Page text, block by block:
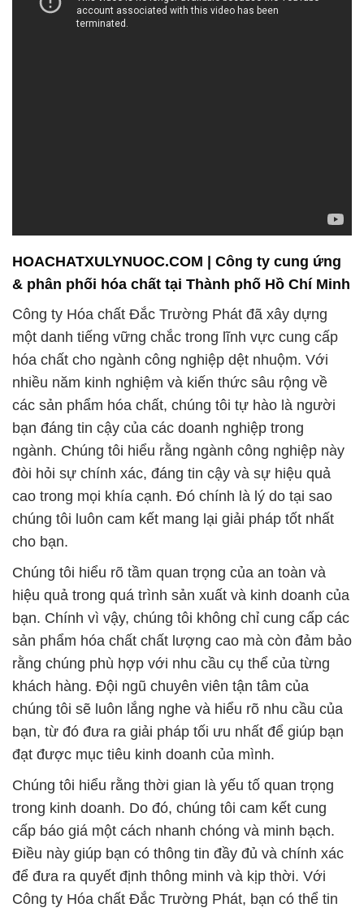
HOACHATXULYNUOC.COM | Công ty cung ứng
& phân phối hóa chất tại Thành phố Hồ Chí Minh
Công ty Hóa chất Đắc Trường Phát đã xây dựng
một danh tiếng vững chắc trong lĩnh vực cung cấp
hóa chất cho ngành công nghiệp dệt nhuộm. Với
nhiều năm kinh nghiệm và kiến thức sâu rộng về
các sản phẩm hóa chất, chúng tôi tự hào là người
bạn đáng tin cậy của các doanh nghiệp trong
ngành. Chúng tôi hiểu rằng ngành công nghiệp này
đòi hỏi sự chính xác, đáng tin cậy và sự hiệu quả
cao trong mọi khía cạnh. Đó chính là lý do tại sao
chúng tôi luôn cam kết mang lại giải pháp tốt nhất
cho bạn.
Chúng tôi hiểu rõ tầm quan trọng của an toàn và
hiệu quả trong quá trình sản xuất và kinh doanh của
bạn. Chính vì vậy, chúng tôi không chỉ cung cấp các
sản phẩm hóa chất chất lượng cao mà còn đảm bảo
rằng chúng phù hợp với nhu cầu cụ thể của từng
khách hàng. Đội ngũ chuyên viên tận tâm của
chúng tôi sẽ luôn lắng nghe và hiểu rõ nhu cầu của
bạn, từ đó đưa ra giải pháp tối ưu nhất để giúp bạn
đạt được mục tiêu kinh doanh của mình.
Chúng tôi hiểu rằng thời gian là yếu tố quan trọng
trong kinh doanh. Do đó, chúng tôi cam kết cung
cấp báo giá một cách nhanh chóng và minh bạch.
Điều này giúp bạn có thông tin đầy đủ và chính xác
để đưa ra quyết định thông minh và kịp thời. Với
Công ty Hóa chất Đắc Trường Phát, bạn có thể tin